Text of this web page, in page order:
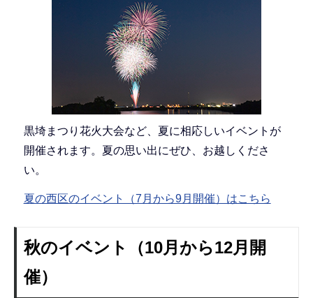
黒埼まつり花火大会など、夏に相応しいイベントが
開催されます。夏の思い出にぜひ、お越しくださ
い。
夏の西区のイベント（7月から9月開催）はこちら
秋のイベント（10月から12月開
催）